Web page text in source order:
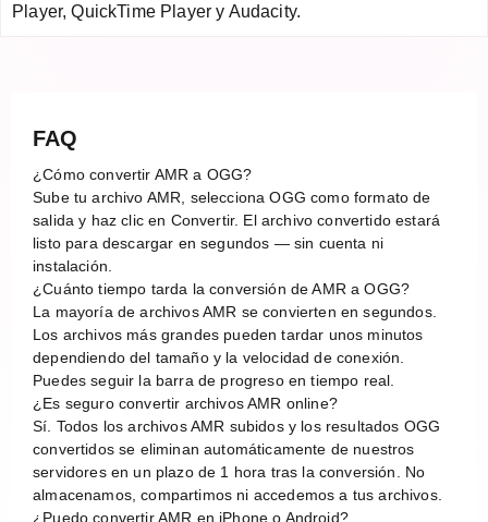
Player, QuickTime Player y Audacity.
FAQ
¿Cómo convertir AMR a OGG?
Sube tu archivo AMR, selecciona OGG como formato de
salida y haz clic en Convertir. El archivo convertido estará
listo para descargar en segundos — sin cuenta ni
instalación.
¿Cuánto tiempo tarda la conversión de AMR a OGG?
La mayoría de archivos AMR se convierten en segundos.
Los archivos más grandes pueden tardar unos minutos
dependiendo del tamaño y la velocidad de conexión.
Puedes seguir la barra de progreso en tiempo real.
¿Es seguro convertir archivos AMR online?
Sí. Todos los archivos AMR subidos y los resultados OGG
convertidos se eliminan automáticamente de nuestros
servidores en un plazo de 1 hora tras la conversión. No
almacenamos, compartimos ni accedemos a tus archivos.
¿Puedo convertir AMR en iPhone o Android?